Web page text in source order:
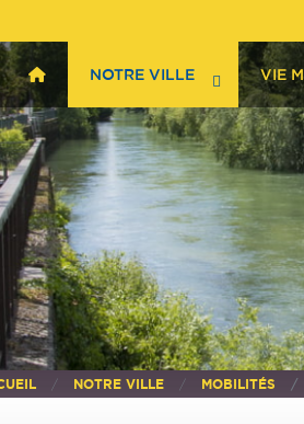
NOTRE VILLE VIE
NOTRE VILLE MOBILITÉS